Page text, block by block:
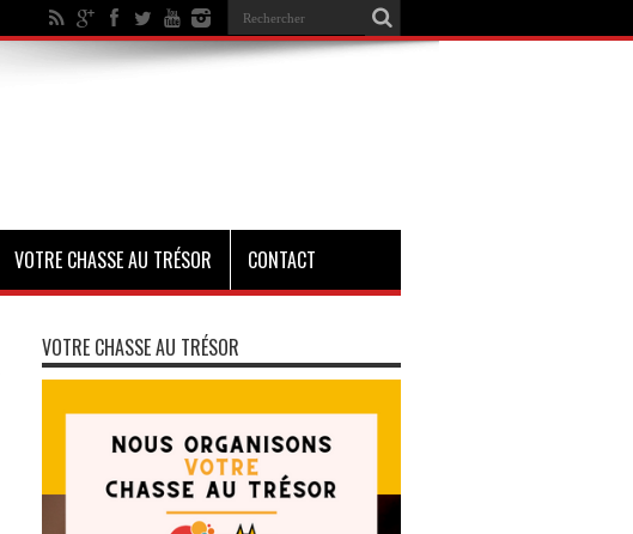
VOTRE CHASSE AU TRÉSOR CONTACT
VOTRE CHASSE AU TRÉSOR